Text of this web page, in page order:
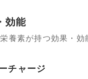
効能
養素が持つ効果・効
チャージ